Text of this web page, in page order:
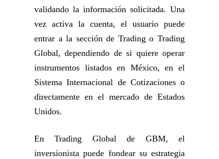
validando la información solicitada. Una
vez activa la cuenta, el usuario puede
entrar a la sección de Trading o Trading
Global, dependiendo de si quiere operar
instrumentos listados en México, en el
Sistema Internacional de Cotizaciones o
directamente en el mercado de Estados
Unidos.
En Trading Global de GBM, el
inversionista puede fondear su estrategia